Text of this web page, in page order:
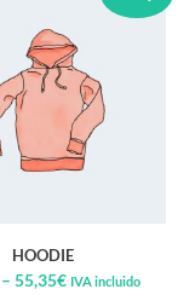
HOODIE
– 55,35€ IVA incluido